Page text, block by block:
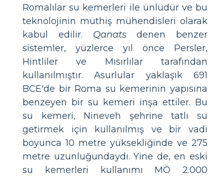
Romalılar su kemerleri ile ünlüdür ve bu
teknolojinin müthiş mühendisleri olarak
kabul edilir. Qanatsdenen benzer
sistemler, yüzlerce yıl önce Persler,
Hintliler ve Mısırlılar tarafından
kullanılmıştır. Asurlular yaklaşık 691
BCE'de bir Roma su kemerinin yapısına
benzeyen bir su kemeri inşa ettiler. Bu
su kemeri, Nineveh şehrine tatlı su
getirmek için kullanılmış ve bir vadi
boyunca 10 metre yüksekliğinde ve 275
metre uzunluğundaydı. Yine de, en eski
su kemerleri kullanımı MÖ 2.000